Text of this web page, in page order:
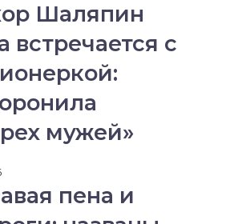
Шаляпин
встречается с
мужей»
пена и